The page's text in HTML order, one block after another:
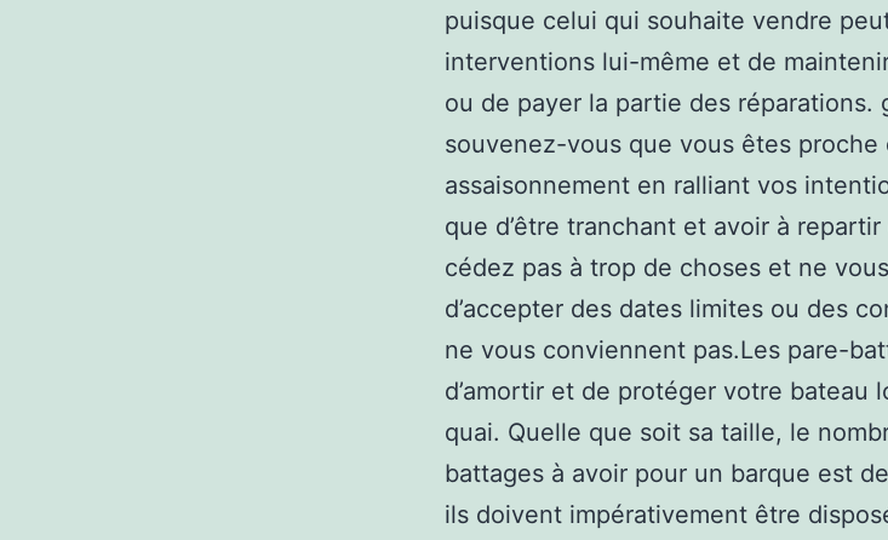
puisque celui qui souhaite vendre
interventions lui-même et de
ou de payer la partie des réparations.
souvenez-vous que vous êtes proche
assaisonnement en ralliant vos
que d’être tranchant et avoir à
cédez pas à trop de choses et ne
d’accepter des dates limites ou des
ne vous conviennent pas.Les pare-
d’amortir et de protéger votre bateau
quai. Quelle que soit sa taille, le
battages à avoir pour un barque est
ils doivent impérativement être